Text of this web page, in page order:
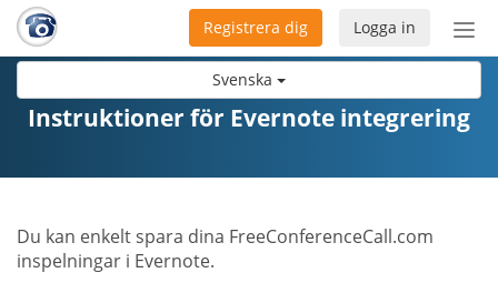
Svenska
Logga in
Registrera dig
Instruktioner för Evernote integrering
Du kan enkelt spara dina FreeConferenceCall.com
inspelningar i Evernote.